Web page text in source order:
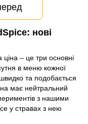
нові
– це три основні
в меню кожної
та подобається
має нейтральний
з нашими
у стравах з нею